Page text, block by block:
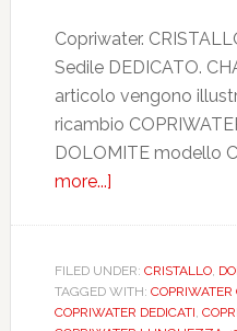
Copriwater.
Sedile DEDICATO.
articolo vengono
ricambio
DOLOMITE modello
more...]
VECCHIO.
CHAMPAGNE.
DEDICATO.
FILED UNDER: CRISTALLO,
TAGGED WITH:
COPRIWATER DEDICATI,